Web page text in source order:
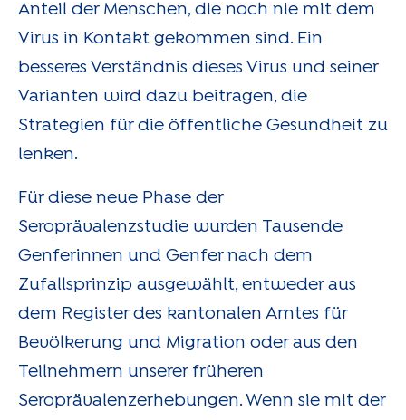
Anteil der Menschen, die noch nie mit dem
Virus in Kontakt gekommen sind. Ein
besseres Verständnis dieses Virus und seiner
Varianten wird dazu beitragen, die
Strategien für die öffentliche Gesundheit zu
lenken.
Für diese neue Phase der
Seroprävalenzstudie wurden Tausende
Genferinnen und Genfer nach dem
Zufallsprinzip ausgewählt, entweder aus
dem Register des kantonalen Amtes für
Bevölkerung und Migration oder aus den
Teilnehmern unserer früheren
Seroprävalenzerhebungen. Wenn sie mit der